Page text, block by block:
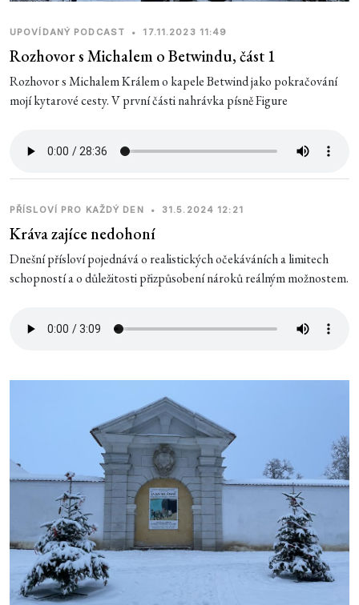
UPOVÍDANÝ PODCAST • 17.11.2023 11:49
Rozhovor s Michalem o Betwindu, část 1
Rozhovor s Michalem Králem o kapele Betwind jako pokračování
mojí kytarové cesty. V první části nahrávka písně Figure
PŘÍSLOVÍ PRO KAŽDÝ DEN • 31.5.2024 12:21
Kráva zajíce nedohoní
Dnešní přísloví pojednává o realistických očekáváních a limitech
schopností a o důležitosti přizpůsobení nároků reálným možnostem.